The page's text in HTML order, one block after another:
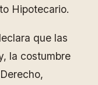
Hipotecario.
que las
la costumbre